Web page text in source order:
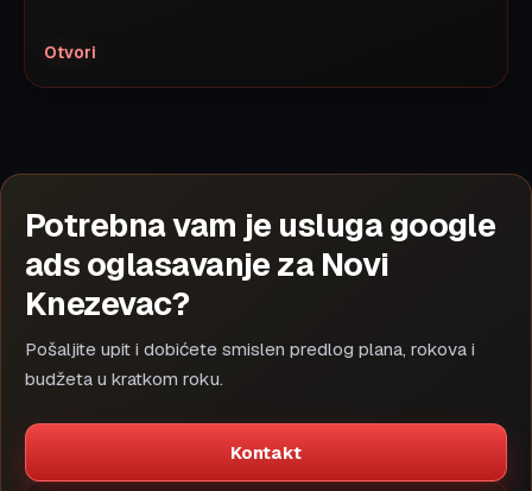
Otvori
Potrebna vam je usluga google
ads oglasavanje za Novi
Knezevac?
Pošaljite upit i dobićete smislen predlog plana, rokova i
budžeta u kratkom roku.
Kontakt